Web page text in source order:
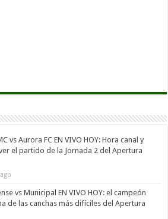
vs Aurora FC EN VIVO HOY: Hora canal y
el partido de la Jornada 2 del Apertura
vs Municipal EN VIVO HOY: el campeón
de las canchas más difíciles del Apertura